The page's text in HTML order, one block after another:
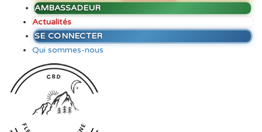
AMBASSADEUR
Actualités
SE CONNECTER
Qui sommes-nous